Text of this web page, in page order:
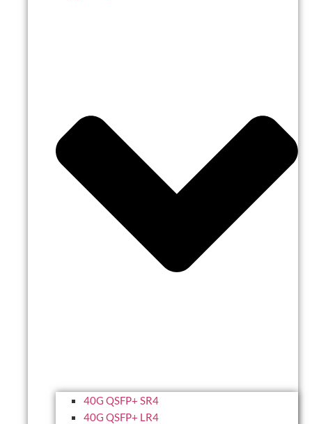
40G QSFP+ SR4
40G QSFP+ LR4